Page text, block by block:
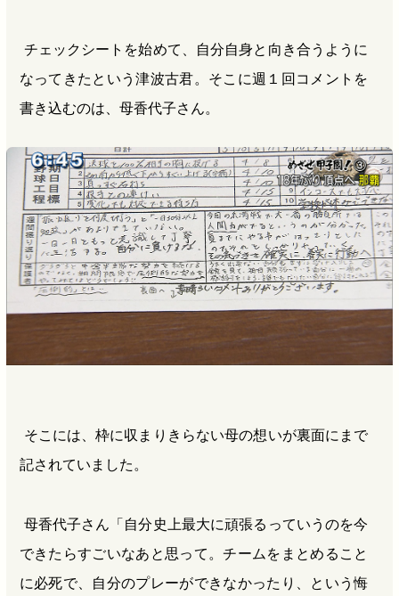
チェックシートを始めて、自分自身と向き合うように
なってきたという津波古君。そこに週１回コメントを
書き込むのは、母香代子さん。
そこには、枠に収まりきらない母の想いが裏面にまで
記されていました。
母香代子さん「自分史上最大に頑張るっていうのを今
できたらすごいなあと思って。チームをまとめること
に必死で、自分のプレーができなかったり、という悔